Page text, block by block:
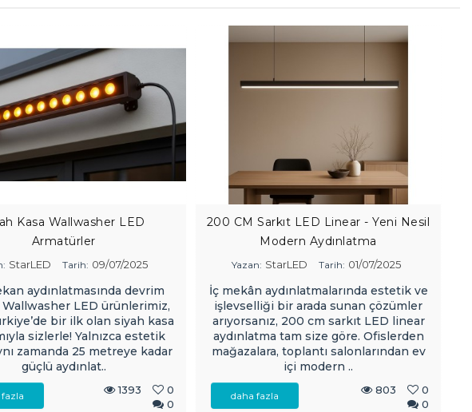
Kasa Wallwasher LED
Armatürler
StarLED Tarih: 09/07/2025
aydınlatmasında devrim
Wallwasher LED ürünlerimiz,
bir ilk olan siyah kasa
sizlerle! Yalnızca estetik
zamanda 25 metreye kadar
güçlü aydınlat..
1393
0
0
200 CM Sarkıt LED Linear - Yeni Nesil
Modern Aydınlatma
Yazan: StarLED Tarih: 01/07/2025
İç mekân aydınlatmalarında estetik ve
işlevselliği bir arada sunan çözümler
arıyorsanız, 200 cm sarkıt LED linear
aydınlatma tam size göre. Ofislerden
mağazalara, toplantı salonlarından ev
içi modern ..
daha fazla 803
0
0